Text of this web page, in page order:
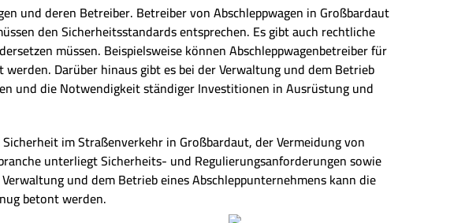
und deren Betreiber. Betreiber von Abschleppwagen in Großbardaut
den Sicherheitsstandards entsprechen. Es gibt auch rechtliche
müssen. Beispielsweise können Abschleppwagenbetreiber für
Darüber hinaus gibt es bei der Verwaltung und dem Betrieb
und die Notwendigkeit ständiger Investitionen in Ausrüstung und
im Straßenverkehr in Großbardaut, der Vermeidung von
unterliegt Sicherheits- und Regulierungsanforderungen sowie
und dem Betrieb eines Abschleppunternehmens kann die
betont werden.